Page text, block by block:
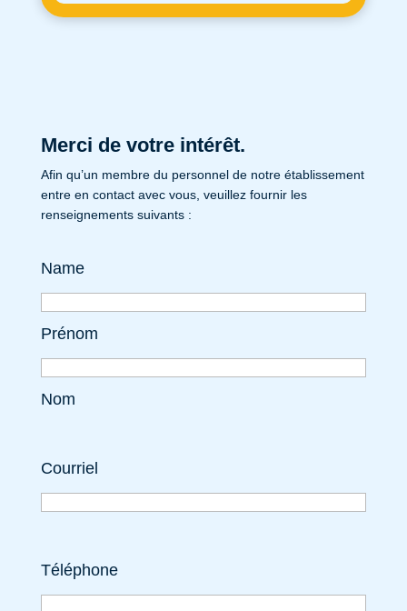
Merci de votre intérêt.
Afin qu’un membre du personnel de notre établissement
entre en contact avec vous, veuillez fournir les
renseignements suivants :
Name
Prénom
Nom
Courriel
Téléphone